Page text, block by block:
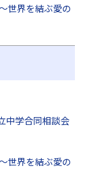
世界を結ぶ愛の
中学合同相談会
世界を結ぶ愛の